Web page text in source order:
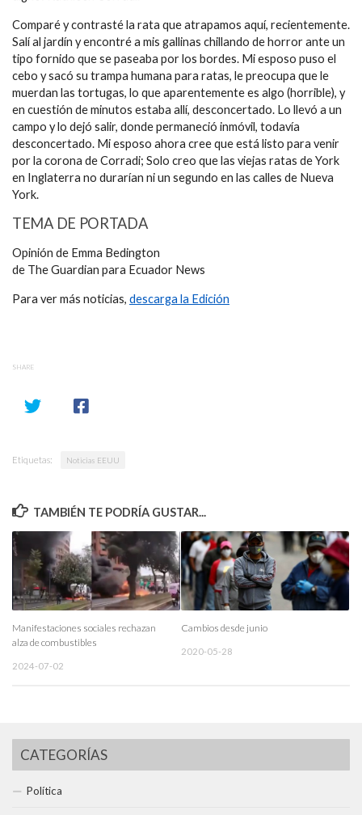
Comparé y contrasté la rata que atrapamos aquí, recientemente.
Salí al jardín y encontré a mis gallinas chillando de horror ante un
tipo fornido que se paseaba por los bordes. Mi esposo puso el
cebo y sacó su trampa humana para ratas, le preocupa que le
muerdan las tortugas, lo que aparentemente es algo (horrible), y
en cuestión de minutos estaba allí, desconcertado. Lo llevó a un
campo y lo dejó salir, donde permaneció inmóvil, todavía
desconcertado. Mi esposo ahora cree que está listo para venir
por la corona de Corradi; Solo creo que las viejas ratas de York
en Inglaterra no durarían ni un segundo en las calles de Nueva
York.
TEMA DE PORTADA
Opinión de Emma Bedington
de The Guardian para Ecuador News
Para ver más noticias, descarga la Edición
SHARE
Etiquetas: Noticias EEUU
TAMBIÉN TE PODRÍA GUSTAR...
Manifestaciones sociales rechazan
alza de combustibles
2024-07-02
Cambios desde junio
2020-05-28
CATEGORÍAS
Política